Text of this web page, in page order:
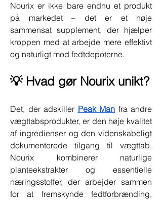
Nourix er ikke bare endnu et produkt
på markedet – det er et nøje
sammensat supplement, der hjælper
kroppen med at arbejde mere effektivt
og naturligt mod fedtdepoterne.
💡 Hvad gør Nourix unikt?
Det, der adskiller Peak Man fra andre
vægttabsprodukter, er den høje kvalitet
af ingredienser og den videnskabeligt
dokumenterede tilgang til vægttab.
Nourix kombinerer naturlige
planteekstrakter og essentielle
næringsstoffer, der arbejder sammen
for at fremskynde fedtforbrænding,